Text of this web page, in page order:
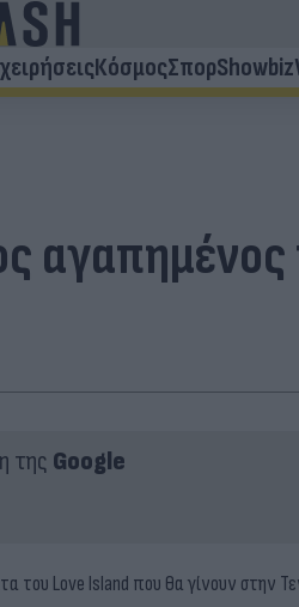
ΚόσμοςΣπορShowbiz
της Google
του Love Island που θα γίνουν στην